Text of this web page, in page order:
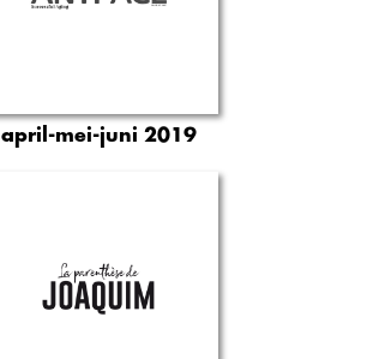
april-mei-juni 2019